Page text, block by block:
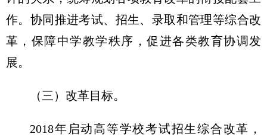
作。协同推进考试、招生、录取和管理等综合改
革，保障中学教学秩序，促进各类教育协调发
展。
（三）改革目标。
2018年启动高等学校考试招生综合改革，